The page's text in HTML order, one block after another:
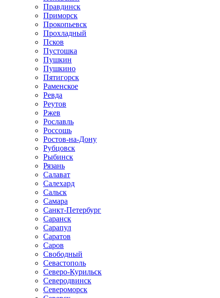
Правдинск
Приморск
Прокопьевск
Прохладный
Псков
Пустошка
Пушкин
Пушкино
Пятигорск
Раменское
Ревда
Реутов
Ржев
Рославль
Россошь
Ростов-на-Дону
Рубцовск
Рыбинск
Рязань
Салават
Салехард
Сальск
Самара
Санкт-Петербург
Саранск
Сарапул
Саратов
Саров
Свободный
Севастополь
Северо-Курильск
Северодвинск
Североморск